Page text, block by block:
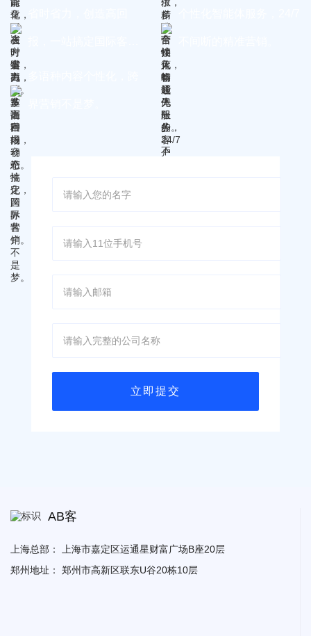
AB客
上海总部：
上海市嘉定区运通星财富广场B座20层
郑州地址：
郑州市高新区联东U谷20栋10层